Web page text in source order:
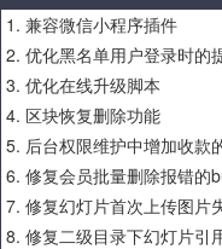
兼容微信小程序插件
优化黑名单用户登录时的
优化在线升级脚本
区块恢复删除功能
后台权限维护中增加收款
修复会员批量删除报错的
修复幻灯片首次上传图片
修复二级目录下幻灯片引